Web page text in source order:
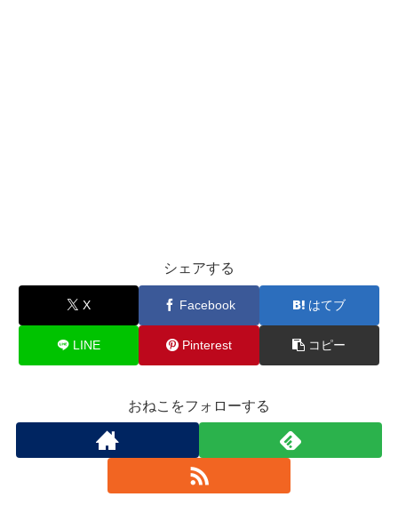
シェアする
X Facebook はてブ
LINE Pinterest コピー
おねこをフォローする